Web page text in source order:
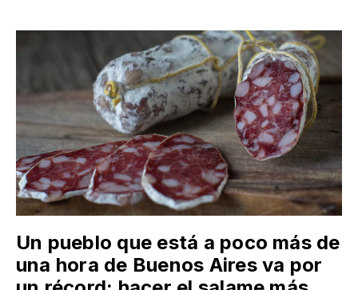
Un pueblo que está a poco más de
una hora de Buenos Aires va por